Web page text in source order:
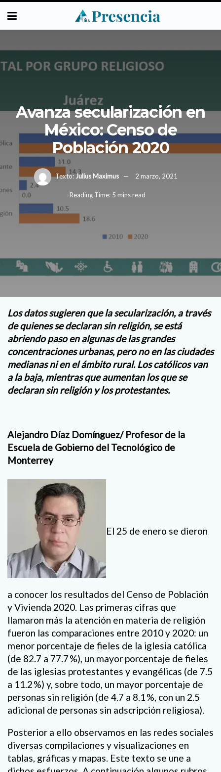
Avanza secularización en
México: Censo de
Población 2020
Texto: Julius Maximus 2 marzo, 2021
Reading Time: 5 mins read
Los datos sugieren que la secularización, a través
de quienes se declaran sin religión, se está
abriendo paso en algunas de las grandes
concentraciones urbanas, pero no en las ciudades
medianas ni en el ámbito rural. Los católicos van
a la baja, mientras que aumentan los que se
declaran sin religión y los protestantes.
Alejandro Díaz Domínguez/ Profesor de la
Escuela de Gobierno del Tecnológico de
Monterrey
El 25 de enero se dieron
a conocer los resultados del Censo de Población
y Vivienda 2020. Las primeras cifras que
llamaron más la atención en materia de religión
fueron las comparaciones entre 2010 y 2020: un
menor porcentaje de fieles de la iglesia católica
(de 82.7 a 77.7 %), un mayor porcentaje de fieles
de las iglesias protestantes y evangélicas (de 7.5
a 11.2 %) y, sobre todo, un mayor porcentaje de
personas sin religión (de 4.7 a 8.1 %, con un 2.5
adicional de personas sin adscripción religiosa).
Posterior a ello observamos en las redes sociales
diversas compilaciones y visualizaciones en
tablas, gráficas y mapas. Este texto se une a